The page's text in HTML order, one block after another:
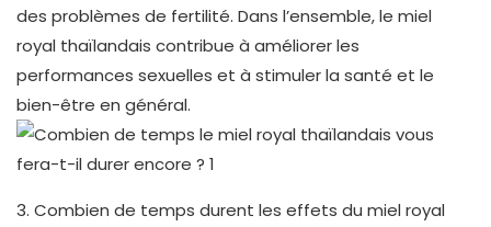
des problèmes de fertilité. Dans l’ensemble, le miel
royal thaïlandais contribue à améliorer les
performances sexuelles et à stimuler la santé et le
bien-être en général.
3. Combien de temps durent les effets du miel royal